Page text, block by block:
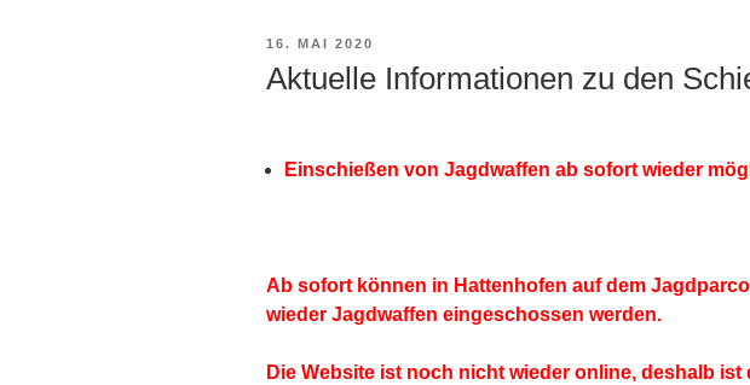
VERÖFFENTLICHT
16. MAI 2020
Aktuelle Informationen zu den
Einschießen von Jagdwaffen ab sofort wieder
Ab sofort können in Hattenhofen auf dem
wieder Jagdwaffen eingeschossen werden.
Die Website ist noch nicht wieder online, deshalb ist